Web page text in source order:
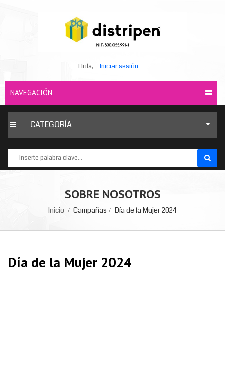
Hola, Iniciar sesión
NAVEGACIÓN
CATEGORÍA
SOBRE NOSOTROS
Inicio Campañas Día de la Mujer 2024
Día de la Mujer 2024